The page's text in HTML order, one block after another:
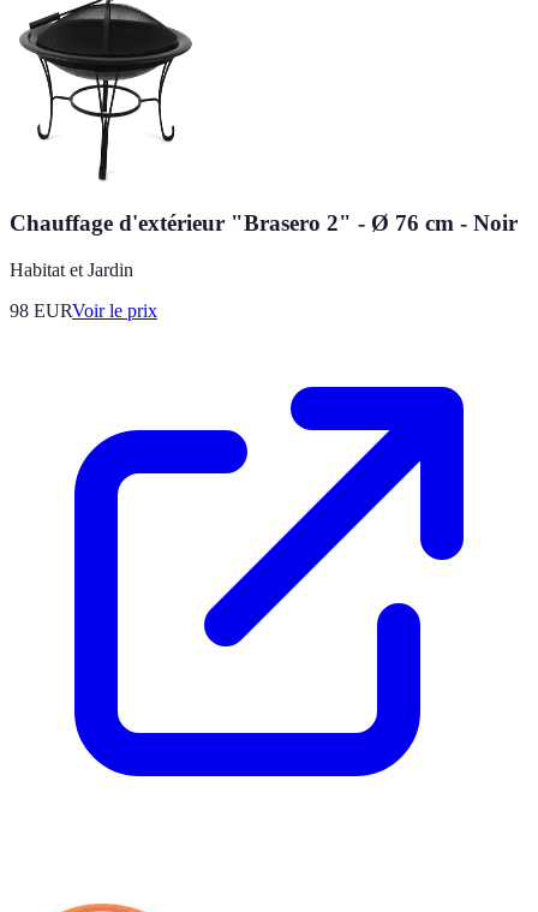
Chauffage d'extérieur "Brasero 2" - Ø 76 cm - Noir
Habitat et Jardin
98 EURVoir le prix